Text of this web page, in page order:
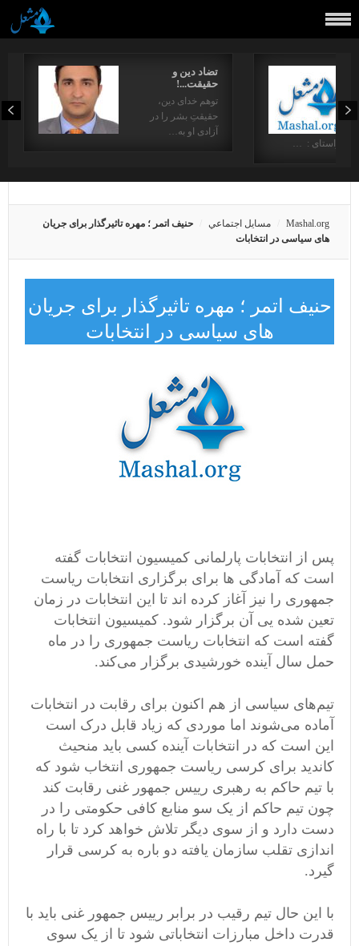
تضاد دین و
حقیقت...!
توهم خدای دین،
حقیقتِ بشر را در
آزادی او به…
در راستای : …
Mashal.org مسايل اجتماعي
حنیف اتمر ؛ مهره تاثیرگذار برای جریان
های سیاسی در انتخابات
حنیف اتمر ؛ مهره تاثیرگذار برای جریان
های سیاسی در انتخابات
پس از انتخابات پارلمانی کمیسیون انتخابات گفته
است که آمادگی ها برای برگزاری انتخابات ریاست
جمهوری را نیز آغاز کرده اند تا این انتخابات در زمان
تعین شده یی آن برگزار شود. کمیسیون انتخابات
گفته است که انتخابات ریاست جمهوری را در ماه
حمل سال آینده خورشیدی برگزار می‌کند.
تیم‌های سیاسی از هم اکنون برای رقابت در انتخابات
آماده می‌شوند اما موردی که زیاد قابل درک است
این است که در انتخابات آینده کسی باید منحیث
کاندید برای کرسی ریاست جمهوری انتخاب شود که
با تیم حاکم به رهبری رییس جمهور غنی رقابت کند
چون تیم حاکم از یک سو منابع کافی حکومتی را در
دست دارد و از سوی دیگر تلاش خواهد کرد تا با راه
اندازی تقلب سازمان یافته دو باره به کرسی قرار
گیرد.
با این حال تیم رقیب در برابر رییس جمهور غنی باید با
قدرت داخل مبارزات انتخاباتی شود تا از یک سوی